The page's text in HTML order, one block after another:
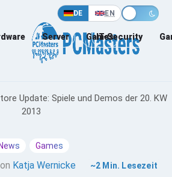
DE EN
Server Games
IT-Security
Update: Spiele und Demos der 20. KW
2013
News Games
Katja Wernicke ~2 Min. Lesezeit